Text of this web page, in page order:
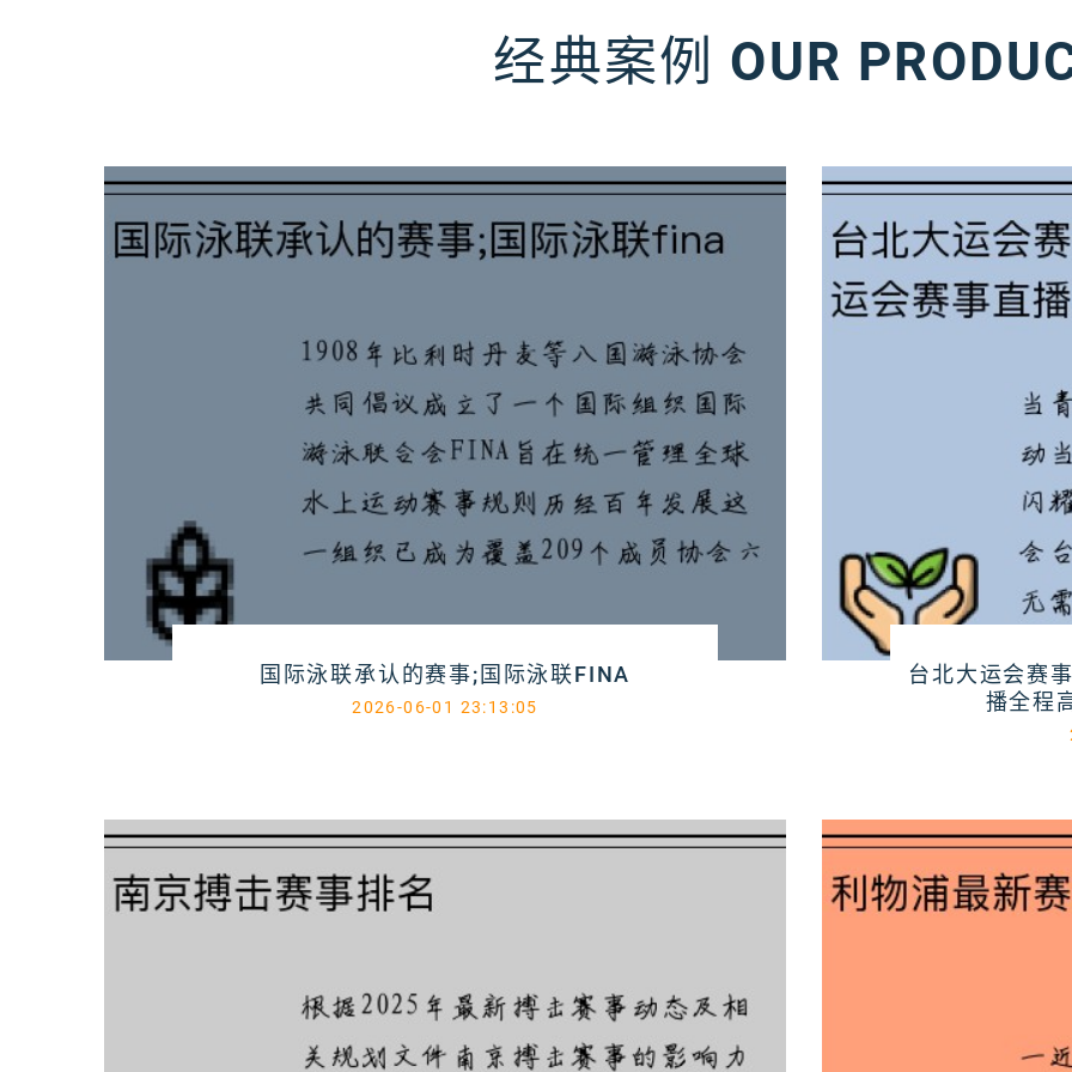
经典案例 OUR
国际泳联承认的赛事;国际泳联FINA
2026-06-01 23:13:05
台北大运会赛
播全程